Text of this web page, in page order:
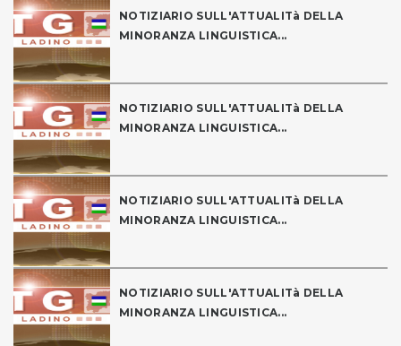
NOTIZIARIO SULL'ATTUALITà DELLA
MINORANZA LINGUISTICA...
NOTIZIARIO SULL'ATTUALITà DELLA
MINORANZA LINGUISTICA...
NOTIZIARIO SULL'ATTUALITà DELLA
MINORANZA LINGUISTICA...
NOTIZIARIO SULL'ATTUALITà DELLA
MINORANZA LINGUISTICA...